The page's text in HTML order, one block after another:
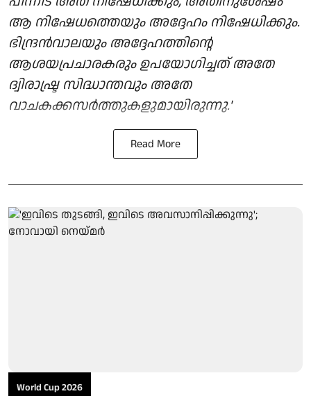
ആ നിഷേധത്തെയും അദ്ദേഹം നിഷേധിക്കും.
ഭിന്ദ്രൻവാലയും അദ്ദേഹത്തിന്റെ
ആശയപ്രചാരകരും ഉപയോഗിച്ചത് അതേ
ദ്വിരാഷ്ട്ര സിദ്ധാന്തവും അതേ
വാചകക്കസർത്തുകളുമായിരുന്നു.'
Read More
World Cup 2026